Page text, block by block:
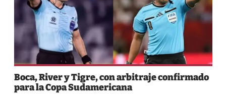
Boca, River y Tigre, con arbitraje confirmado
para la Copa Sudamericana